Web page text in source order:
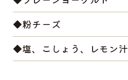
◆粉チーズ
◆塩、こしょう、レモン汁